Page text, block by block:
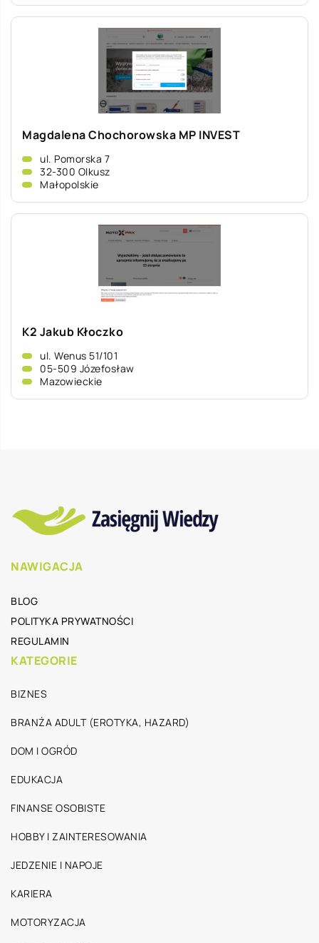
Magdalena Chochorowska MP INVEST
ul. Pomorska 7
32-300 Olkusz
Małopolskie
K2 Jakub Kłoczko
ul. Wenus 51/101
05-509 Józefosław
Mazowieckie
NAWIGACJA
BLOG
POLITYKA PRYWATNOŚCI
REGULAMIN
KATEGORIE
BIZNES
BRANŻA ADULT (EROTYKA, HAZARD)
DOM I OGRÓD
EDUKACJA
FINANSE OSOBISTE
HOBBY I ZAINTERESOWANIA
JEDZENIE I NAPOJE
KARIERA
MOTORYZACJA